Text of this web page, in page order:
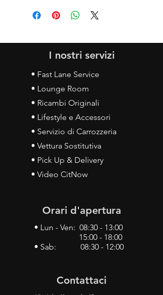
I nostri servizi
• Fast Lane Service
• Lounge Room
• Ricambi Originali
• Lifestyle e Accessori
• Servizio di Carrozzeria
• Vettura Sostitutiva
• Pick Up & Delivery
• Video CitNow
Orari d'apertura
• Lun - Ven: 08:30 - 13:00
15:00 - 18:00
• Sab: 08:30 - 12:00
Contattaci